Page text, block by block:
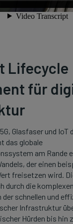
Lifecycle
für
Glasfaser und
das globale
am Rande
der einen
freisetzen wird.
durch die komplexen
der schnellen und
Infrastruktur
Hürden bis hin